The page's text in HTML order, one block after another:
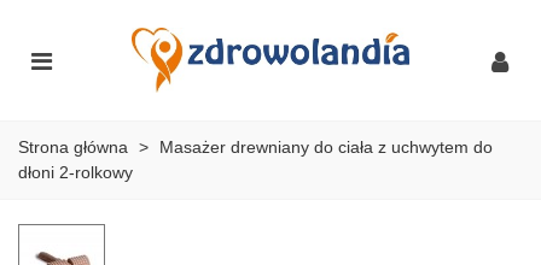
Strona główna >
Masażer drewniany do ciała z uchwytem do
dłoni 2-rolkowy